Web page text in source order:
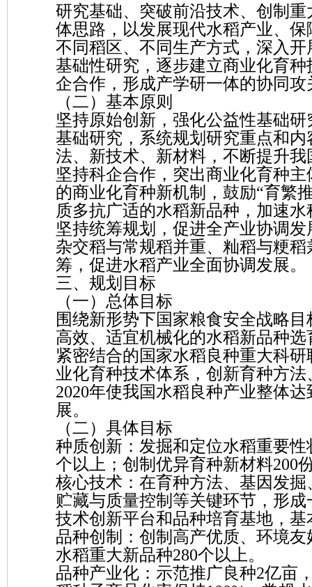
研究基础、突破前沿技术、创制
体思路，以发展现代水稻产业、
不同稻区、不同生产方式，深入
基础性研究，逐步建立商业化育
企合作，形成产学研一体的协同
（二）基本原则
坚持原始创新，强化公益性基础
基础研究，系统规划研究重点和
法、新技术、新材料，不断提升
坚持科企合作，突出商业化育种
的商业化育种新机制，鼓励“育繁
质多抗广适的水稻新品种，加速
坚持统筹规划，促进全产业协调
杂交稻与常规稻并重、籼稻与粳
筹，促进水稻产业全面协调发展。
三、规划目标
（一）总体目标
围绕新形势下国家粮食安全战略
高效、适宜机械化的水稻新品种
紧密结合的国家水稻良种重大科
业化育种技术体系，创新育种方
2020年使我国水稻良种产业整体
展。
（二）具体目标
种质创新：发掘和定位水稻重要
个以上；创制优异育种新材料200
核心技术：在育种方法、基因发
贮藏与质量控制等关键环节，形
技术创新平台和品种培育基地，
品种创制：创制高产优质、环境
水稻重大新品种280个以上。
品种产业化：示范推广良种2亿亩